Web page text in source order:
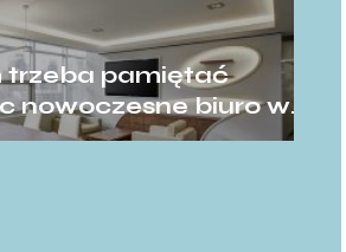
trzeba pamiętać
nowoczesne biuro w